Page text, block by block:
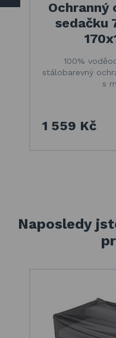
Ochranný
sedačku
100%
stálobarevný
s
1 559 Kč
Naposledy